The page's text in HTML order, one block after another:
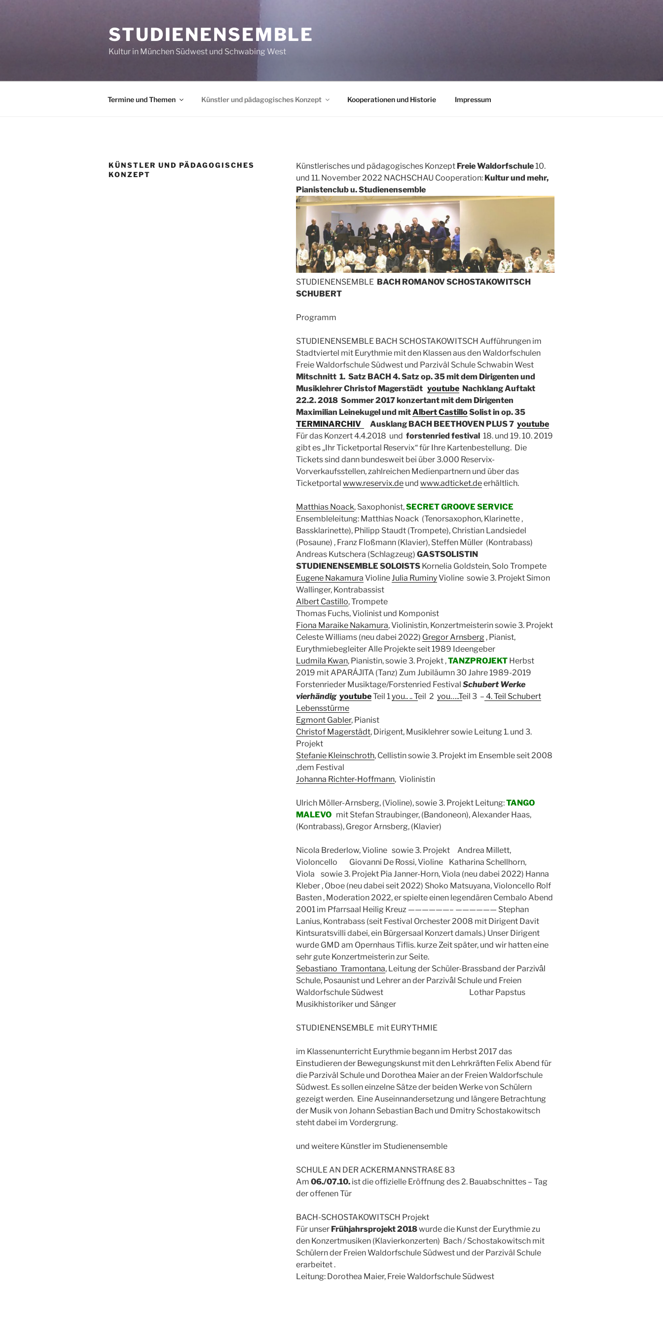
STUDIENENSEMBLE
Kultur in München Südwest und Schwabing West
Termine und Themen Künstler und pädagogisches Konzept Kooperationen und Historie Impressum
KÜNSTLER UND PÄDAGOGISCHES
KONZEPT
Künstlerisches und pädagogisches Konzept Freie Waldorfschule10.
und 11. November 2022 NACHSCHAU Cooperation: Kultur und mehr,
Pianistenclub u. Studienensemble
STUDIENENSEMBLE BACH ROMANOV SCHOSTAKOWITSCH
SCHUBERT
Programm
STUDIENENSEMBLE BACH SCHOSTAKOWITSCH Aufführungen im
Stadtviertel mit Eurythmie mit den Klassen aus den Waldorfschulen
Freie Waldorfschule Südwest und Parzivâl Schule Schwabin West
Mitschnitt 1. Satz BACH 4. Satz op. 35 mit dem Dirigenten und
Musiklehrer Christof Magerstädt youtubeNachklang Auftakt
22.2. 2018 Sommer 2017 konzertant mit dem Dirigenten
Maximilian Leinekugel und mitAlbert CastilloSolist in op. 35
TERMINARCHIV
Ausklang BACH BEETHOVEN PLUS 7 youtube
Für das Konzert 4.4.2018 und forstenried festival18. und 19. 10. 2019
gibt es „Ihr Ticketportal Reservix“ für Ihre Kartenbestellung. Die
Tickets sind dann bundesweit bei über 3.000 Reservix-
Vorverkaufsstellen, zahlreichen Medienpartnern und über das
Ticketportal www.reservix.deund www.adticket.deerhältlich.
Matthias Noack, Saxophonist,SECRET GROOVE SERVICE
Ensembleleitung: Matthias Noack (Tenorsaxophon, Klarinette ,
Bassklarinette), Philipp Staudt (Trompete), Christian Landsiedel
(Posaune) , Franz Floßmann (Klavier), Steffen Müller (Kontrabass)
Andreas Kutschera (Schlagzeug) GASTSOLISTIN
STUDIENENSEMBLE SOLOISTSKornelia Goldstein, Solo Trompete
Eugene Nakamura Violine Julia RuminyVioline sowie 3. Projekt Simon
Wallinger, Kontrabassist
Albert Castillo, Trompete
Thomas Fuchs, Violinist und Komponist
Fiona Maraike Nakamura, Violinistin, Konzertmeisterin sowie 3. Projekt
Celeste Williams (neu dabei 2022) Gregor Arnsberg, Pianist,
Eurythmiebegleiter Alle Projekte seit 1989 Ideengeber
Ludmila Kwan, Pianistin, sowie 3. Projekt ,TANZPROJEKTHerbst
2019 mit APARÁJITA (Tanz) Zum Jubiläumn 30 Jahre 1989-2019
Forstenrieder Musiktage/Forstenried Festival Schubert Werke
vierhändig youtubeTeil 1you.. .. Teil 2 you…..Teil 3 – 4. Teil Schubert
Lebensstürme
Egmont Gabler, Pianist
Christof Magerstädt, Dirigent, Musiklehrer sowie Leitung 1. und 3.
Projekt
Stefanie Kleinschroth, Cellistin sowie 3. Projekt im Ensemble seit 2008
,dem Festival
Johanna Richter-Hoffmann, Violinistin
Ulrich Möller-Arnsberg, (Violine), sowie 3. Projekt Leitung:TANGO
MALEVO mit Stefan Straubinger, (Bandoneon), Alexander Haas,
(Kontrabass), Gregor Arnsberg, (Klavier)
Nicola Brederlow, Violine sowie 3. Projekt Andrea Millett,
Violoncello Giovanni De Rossi, Violine Katharina Schellhorn,
Viola sowie 3. Projekt Pia Janner-Horn, Viola (neu dabei 2022) Hanna
Kleber , Oboe (neu dabei seit 2022) Shoko Matsuyana, Violoncello Rolf
Basten , Moderation 2022, er spielte einen legendären Cembalo Abend
2001 im Pfarrsaal Heilig Kreuz ——————– —————— Stephan
Lanius, Kontrabass (seit Festival Orchester 2008 mit Dirigent Davit
Kintsuratsvilli dabei, ein Bürgersaal Konzert damals.) Unser Dirigent
wurde GMD am Opernhaus Tiflis. kurze Zeit später, und wir hatten eine
sehr gute Konzertmeisterin zur Seite.
Sebastiano Tramontana, Leitung der Schüler-Brassband der Parzivâl
Schule, Posaunist und Lehrer an der Parzivâl Schule und Freien
Waldorfschule Südwest Lothar Papstus
Musikhistoriker und Sänger
STUDIENENSEMBLE mit EURYTHMIE
im Klassenunterricht Eurythmie begann im Herbst 2017 das
Einstudieren der Bewegungskunst mit den Lehrkräften Felix Abend für
die Parzivâl Schule und Dorothea Maier an der Freien Waldorfschule
Südwest. Es sollen einzelne Sätze der beiden Werke von Schülern
gezeigt werden. Eine Auseinnandersetzung und längere Betrachtung
der Musik von Johann Sebastian Bach und Dmitry Schostakowitsch
steht dabei im Vordergrung.
und weitere Künstler im Studienensemble
SCHULE AN DER ACKERMANNSTRAßE 83
Am 06./07.10.ist die offizielle Eröffnung des 2. Bauabschnittes – Tag
der offenen Tür
BACH-SCHOSTAKOWITSCH Projekt
Für unser Frühjahrsprojekt 2018wurde die Kunst der Eurythmie zu
den Konzertmusiken (Klavierkonzerten) Bach / Schostakowitsch mit
Schülern der Freien Waldorfschule Südwest und der Parzivâl Schule
erarbeitet .
Leitung: Dorothea Maier, Freie Waldorfschule Südwest